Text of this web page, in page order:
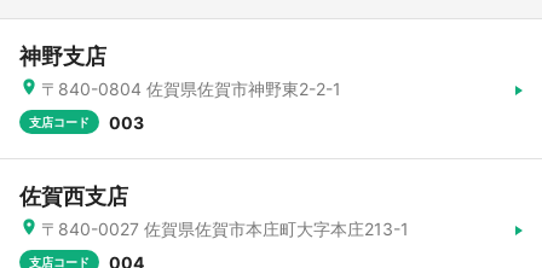
神野支店
〒840-0804 佐賀県佐賀市神野東2-2-1
支店コード 003
佐賀西支店
〒840-0027 佐賀県佐賀市本庄町大字本庄213-1
支店コード 004